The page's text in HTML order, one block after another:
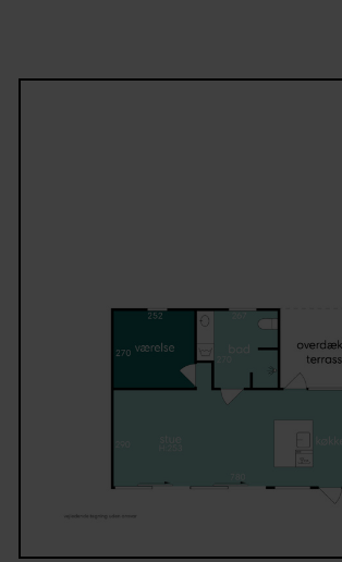
af store terrassearealer, hvor I kan
dagen. Den overdækkede terrasse
ekstra opholdsrum og giver
stunder med familie og venner –
Udsigten er formidabel både inde
Beliggenheden er ideel med kort